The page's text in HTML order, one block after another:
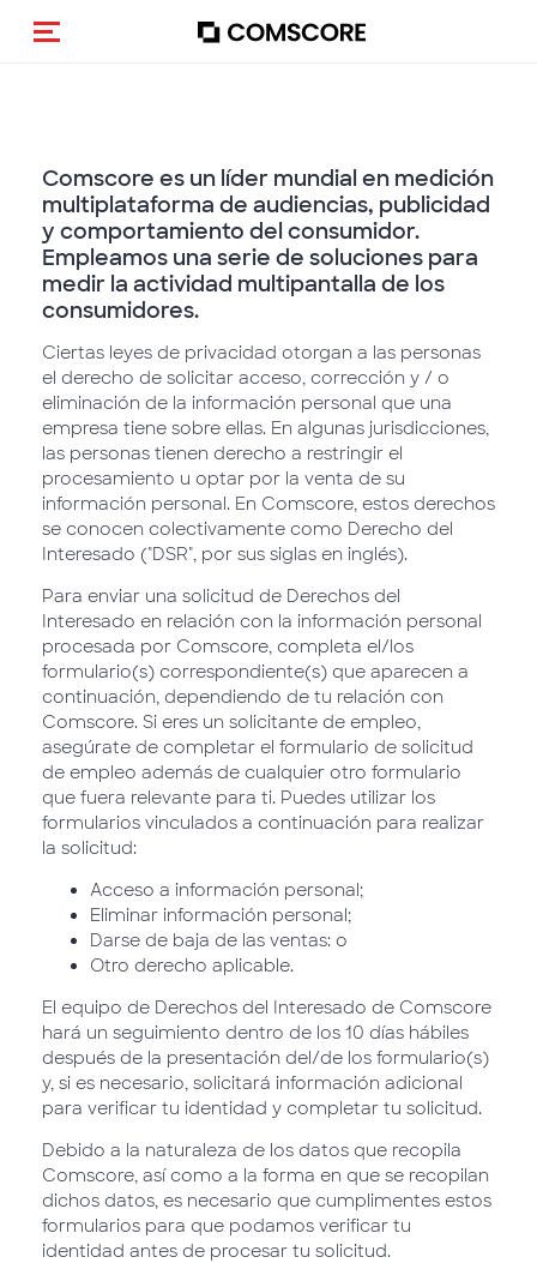
(Des)activar la navegación
Comscore es un líder mundial en medición
multiplataforma de audiencias, publicidad
y comportamiento del consumidor.
Empleamos una serie de soluciones para
medir la actividad multipantalla de los
consumidores.
Ciertas leyes de privacidad otorgan a las personas
el derecho de solicitar acceso, corrección y / o
eliminación de la información personal que una
empresa tiene sobre ellas. En algunas jurisdicciones,
las personas tienen derecho a restringir el
procesamiento u optar por la venta de su
información personal. En Comscore, estos derechos
se conocen colectivamente como Derecho del
Interesado ("DSR", por sus siglas en inglés).
Para enviar una solicitud de Derechos del
Interesado en relación con la información personal
procesada por Comscore, completa el/los
formulario(s) correspondiente(s) que aparecen a
continuación, dependiendo de tu relación con
Comscore. Si eres un solicitante de empleo,
asegúrate de completar el formulario de solicitud
de empleo además de cualquier otro formulario
que fuera relevante para ti. Puedes utilizar los
formularios vinculados a continuación para realizar
la solicitud:
Acceso a información personal;
Eliminar información personal;
Darse de baja de las ventas: o
Otro derecho aplicable.
El equipo de Derechos del Interesado de Comscore
hará un seguimiento dentro de los 10 días hábiles
después de la presentación del/de los formulario(s)
y, si es necesario, solicitará información adicional
para verificar tu identidad y completar tu solicitud.
Debido a la naturaleza de los datos que recopila
Comscore, así como a la forma en que se recopilan
dichos datos, es necesario que cumplimentes estos
formularios para que podamos verificar tu
identidad antes de procesar tu solicitud.